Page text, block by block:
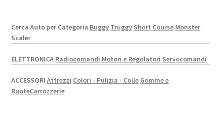
Cerca Auto per Categoria Buggy Truggy Short Course Monster
Scaler
ELETTRONICA Radiocomandi Motori e Regolatori Servocomandi
ACCESSORI Attrezzi Colori - Pulizia - Colle Gomme e
RuoteCarrozzerie